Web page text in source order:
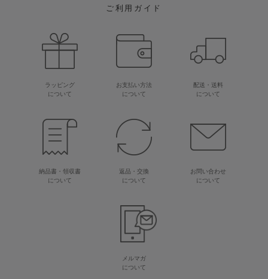
ご利用ガイド
ラッピング
について
お支払い方法
について
配送・送料
について
納品書・領収書
について
返品・交換
について
お問い合わせ
について
メルマガ
について